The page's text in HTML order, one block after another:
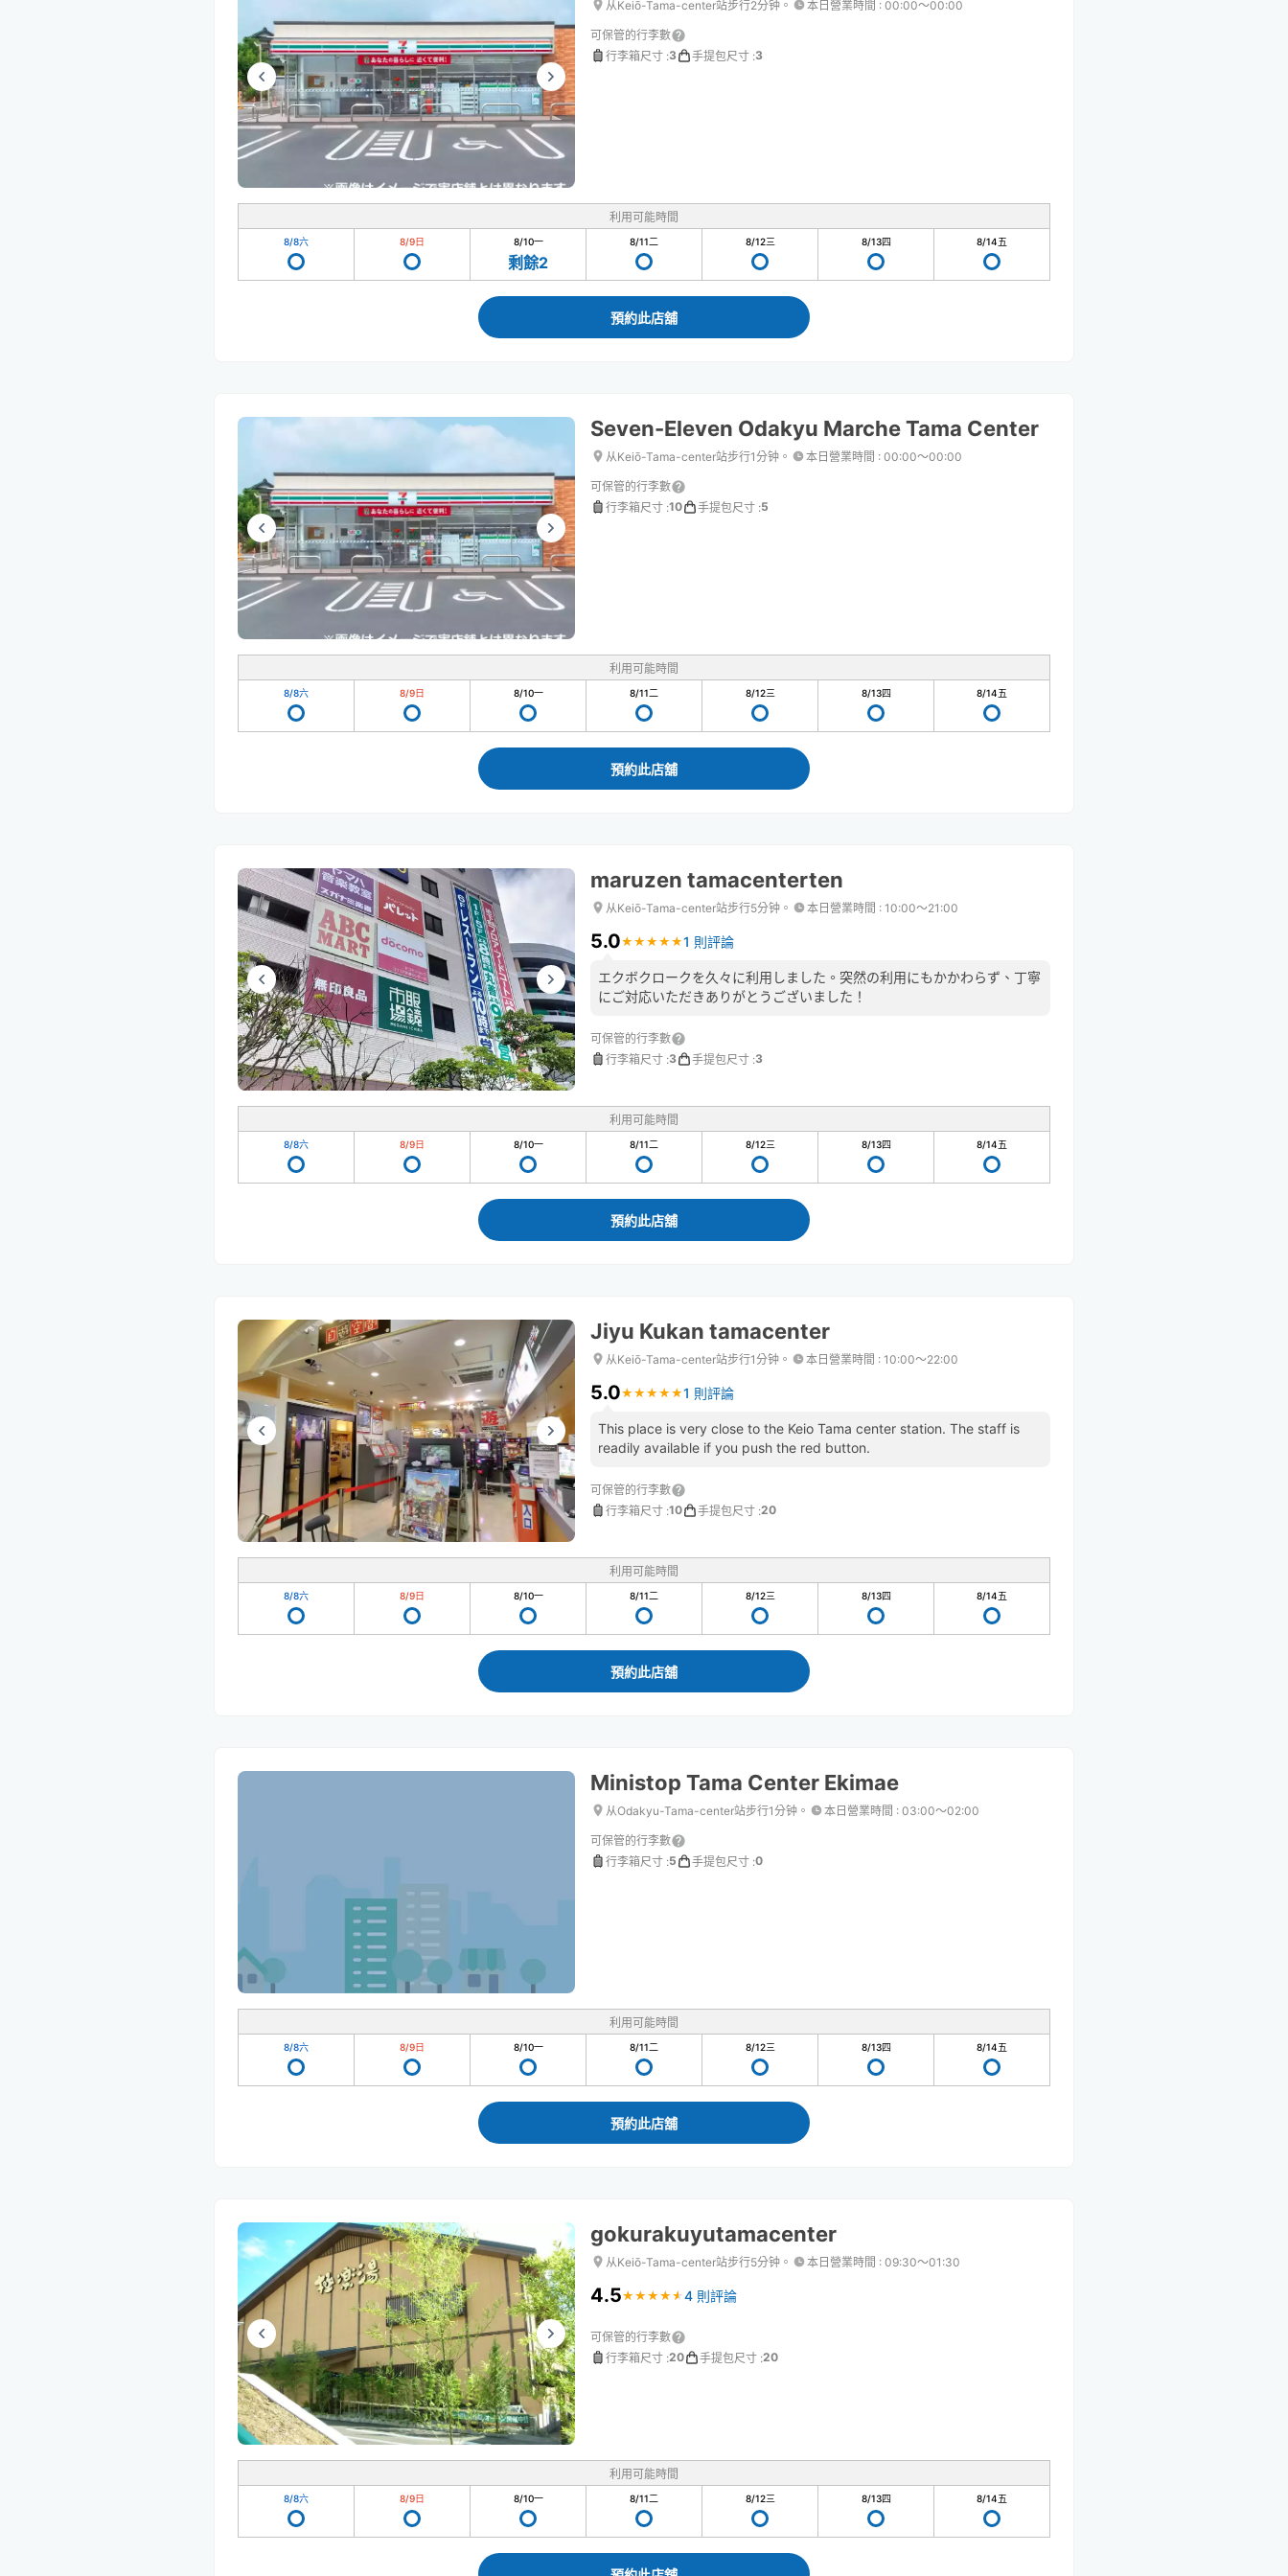
从Keiō-Tama-center站步行2分钟。 本日營業時間 : 00:00〜00:00
可保管的行李數
行李箱尺寸 :3 手提包尺寸 :3
利用可能時間
8/8六 8/9日 8/10一
剩餘2
8/11二 8/12三 8/13四 8/14五
預約此店舖
Seven-Eleven Odakyu Marche Tama Center
从Keiō-Tama-center站步行1分钟。 本日營業時間 : 00:00〜00:00
可保管的行李數
行李箱尺寸 :10 手提包尺寸 :5
利用可能時間
8/8六 8/9日 8/10一 8/11二 8/12三 8/13四 8/14五
預約此店舖
maruzen tamacenterten
从Keiō-Tama-center站步行5分钟。 本日營業時間 : 10:00〜21:00
5.0★ ★ ★ ★ ★
★ ★ ★ ★ ★1 則評論
エクボクロークを久々に利用しました。突然の利用にもかかわらず、丁寧
にご対応いただきありがとうございました！
可保管的行李數
行李箱尺寸 :3 手提包尺寸 :3
利用可能時間
8/8六 8/9日 8/10一 8/11二 8/12三 8/13四 8/14五
預約此店舖
Jiyu Kukan tamacenter
从Keiō-Tama-center站步行1分钟。 本日營業時間 : 10:00〜22:00
5.0★ ★ ★ ★ ★
★ ★ ★ ★ ★1 則評論
This place is very close to the Keio Tama center station. The staff is
readily available if you push the red button.
可保管的行李數
行李箱尺寸 :10 手提包尺寸 :20
利用可能時間
8/8六 8/9日 8/10一 8/11二 8/12三 8/13四 8/14五
預約此店舖
Ministop Tama Center Ekimae
从Odakyu-Tama-center站步行1分钟。 本日營業時間 : 03:00〜02:00
可保管的行李數
行李箱尺寸 :5 手提包尺寸 :0
利用可能時間
8/8六 8/9日 8/10一 8/11二 8/12三 8/13四 8/14五
預約此店舖
gokurakuyutamacenter
从Keiō-Tama-center站步行5分钟。 本日營業時間 : 09:30〜01:30
4.5★ ★ ★ ★ ★
★ ★ ★ ★ ★ 4 則評論
可保管的行李數
行李箱尺寸 :20 手提包尺寸 :20
利用可能時間
8/8六 8/9日 8/10一 8/11二 8/12三 8/13四 8/14五